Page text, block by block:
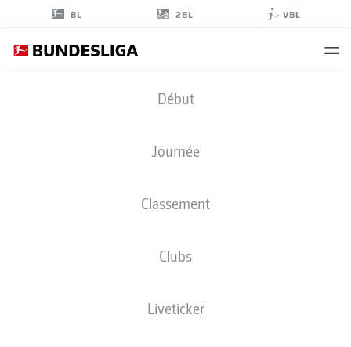
BL 2BL VBL
Début
Journée
Classement
Clubs
Liveticker